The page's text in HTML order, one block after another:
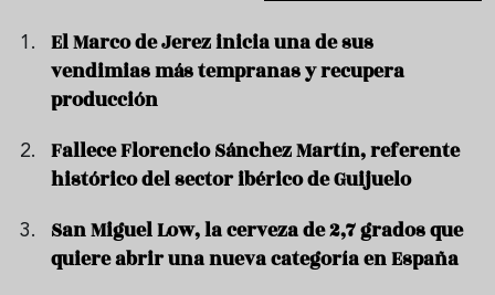
El Marco de Jerez inicia una de sus
vendimias más tempranas y recupera
producción
Fallece Florencio Sánchez Martín, referente
histórico del sector ibérico de Guijuelo
San Miguel Low, la cerveza de 2,7 grados que
quiere abrir una nueva categoría en España